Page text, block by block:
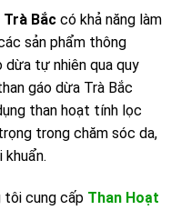
Bắc có khả năng làm
sản phẩm thông
tự nhiên qua quy
gáo dừa Trà Bắc
than hoạt tính lọc
trong chăm sóc da,
khuẩn.
tôi cung cấp Than Hoạt